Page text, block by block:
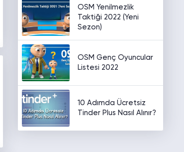
OSM Yenilmezlik
Taktiği 2022 (Yeni
Sezon)
OSM Genç Oyuncular
Listesi 2022
10 Adımda Ücretsiz
Tinder Plus Nasıl Alınır?